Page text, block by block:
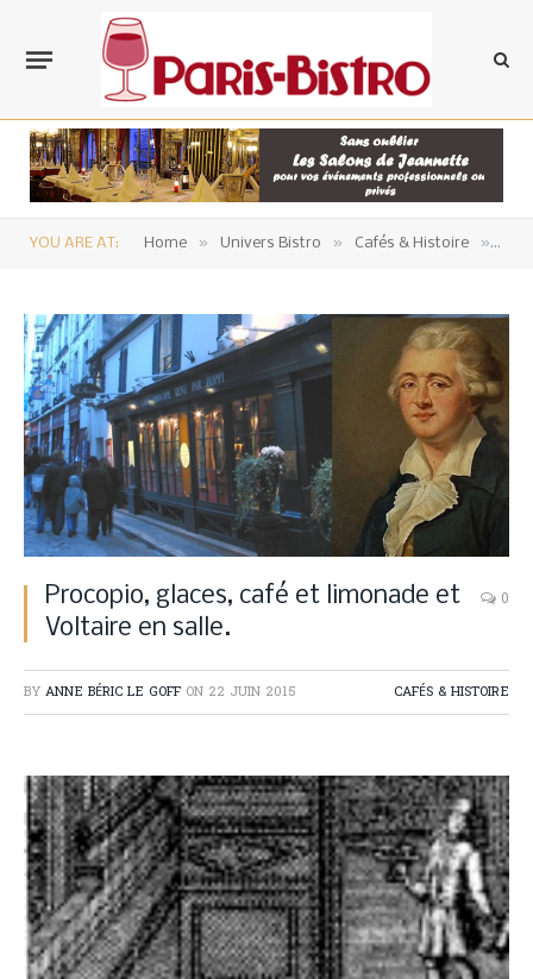
YOU ARE AT: Home » Univers Bistro » Cafés & Histoire »
Procopio, glaces, café et limonade et
Voltaire en salle.
0
BY ANNE BÉRIC LE GOFF ON 22 JUIN 2015 CAFÉS & HISTOIRE